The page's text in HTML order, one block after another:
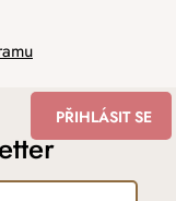
PŘIHLÁSIT SE